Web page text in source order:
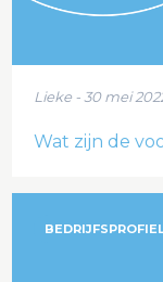
Lieke - 30 mei
Wat zijn de